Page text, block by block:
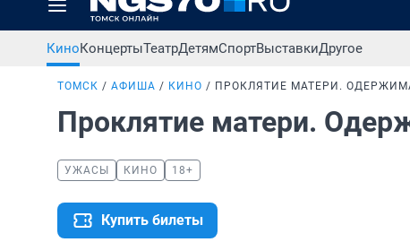
КиноКонцертыТеатрДетямСпортВыставкиДругое
ТОМСК АФИША КИНО ПРОКЛЯТИЕ МАТЕРИ.
Проклятие матери.
УЖАСЫ КИНО 18+
Купить билеты